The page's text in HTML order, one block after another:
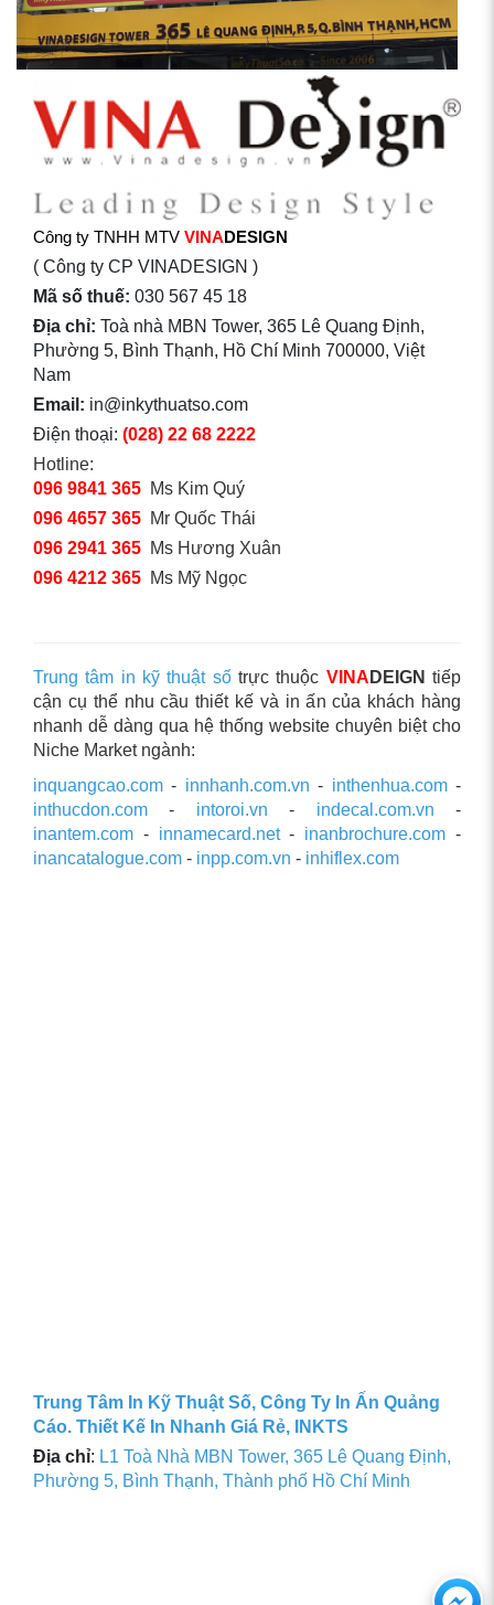
Công ty TNHH MTV VINADESIGN
( Công ty CP VINADESIGN )
Mã số thuế: 030 567 45 18
Địa chỉ: Toà nhà MBN Tower, 365 Lê Quang Định,
Phường 5, Bình Thạnh, Hồ Chí Minh 700000, Việt
Nam
Email: in@inkythuatso.com
Điện thoại: (028) 22 68 2222
Hotline:
096 9841 365 Ms Kim Quý
096 4657 365 Mr Quốc Thái
096 2941 365 Ms Hương Xuân
096 4212 365 Ms Mỹ Ngọc
Trung tâm in kỹ thuật sốtrực thuộc VINA DEIGN tiếp
cận cụ thể nhu cầu thiết kế và in ấn của khách hàng
nhanh dễ dàng qua hệ thống website chuyên biệt cho
Niche Market ngành:
inquangcao.com - innhanh.com.vn - inthenhua.com-
inthucdon.com - intoroi.vn - indecal.com.vn -
inantem.com - innamecard.net- inanbrochure.com -
inancatalogue.com - inpp.com.vn - inhiflex.com
Trung Tâm In Kỹ Thuật Số, Công Ty In Ấn Quảng
Cáo. Thiết Kế In Nhanh Giá Rẻ, INKTS
Địa chỉ: L1 Toà Nhà MBN Tower, 365 Lê Quang Định,
Phường 5, Bình Thạnh, Thành phố Hồ Chí Minh